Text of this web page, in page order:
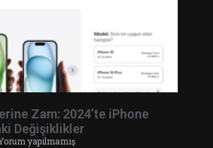
Zam: 2024’te iPhone
Değişiklikler
yapılmamış